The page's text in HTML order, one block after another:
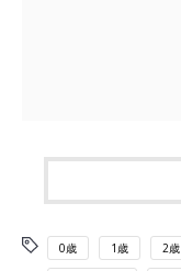
0歳 1歳 2歳